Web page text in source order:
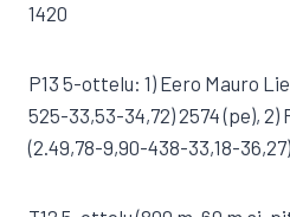
1420
P13 5-ottelu: 1) Eero Mauro
525-33,53-34,72) 2574 (pe), 2)
(2.49,78-9,90-438-33,18-